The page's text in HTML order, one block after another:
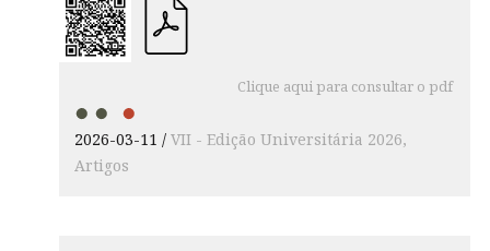
Clique aqui para consultar o pdf
2026-03-11
VII - Edição Universitária 2026
Artigos